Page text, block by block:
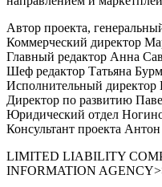
Автор проекта,
Коммерческий директор
Главный редактор Анна
Шеф редактор Татьяна
Исполнительный директор
Директор по развитию
Юридический отдел
Консультант проекта
LIMITED LIABILITY
INFORMATION